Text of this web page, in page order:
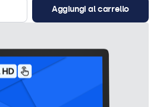
Aggiungi al carrello